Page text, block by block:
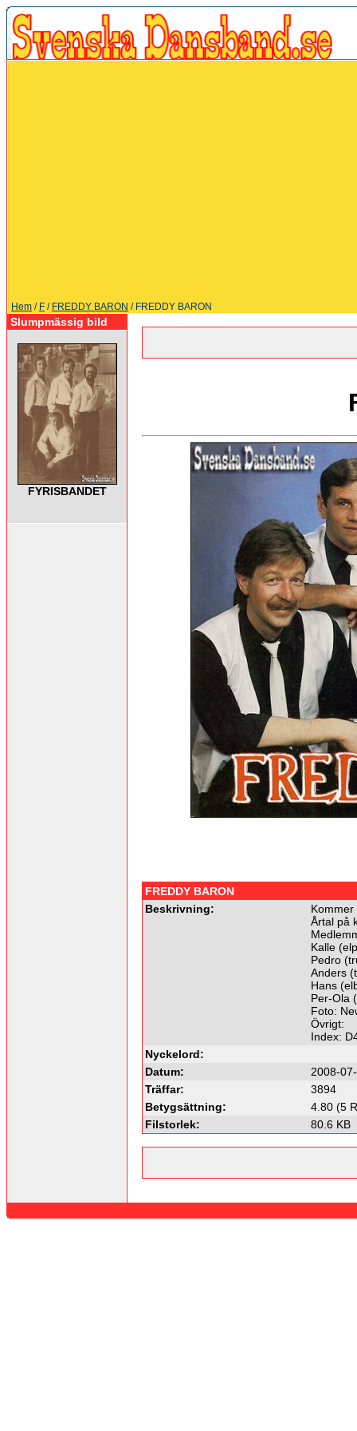
Hem / F / FREDDY BARON / FREDDY BARON
Slumpmässig bild
FYRISBANDET
FREDDY BARON
Beskrivning:
Årtal på
Kalle
Pedro
Anders
Hans
Per-Ola
Foto:
Övrigt:
Index:
Nyckelord:
Datum:
2008-
Träffar:
3894
Betygsättning:
4.80 (5
Filstorlek:
80.6 KB